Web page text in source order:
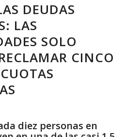
DEUDAS
LAS
SOLO
CINCO
diez personas en